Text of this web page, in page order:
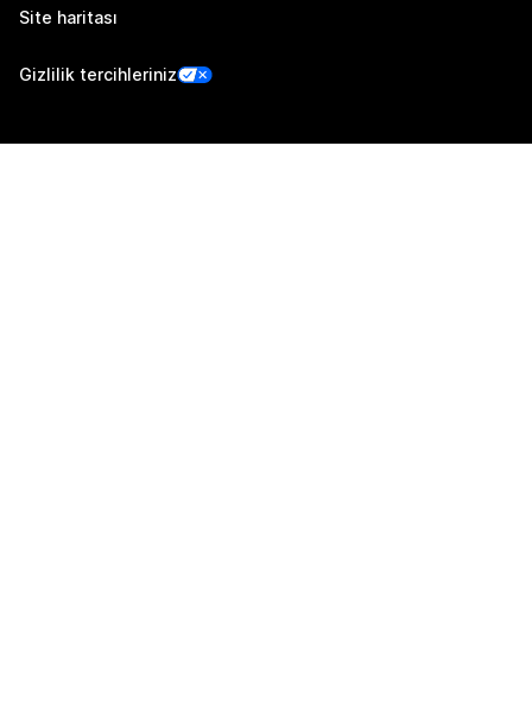
Site haritası
Gizlilik tercihleriniz